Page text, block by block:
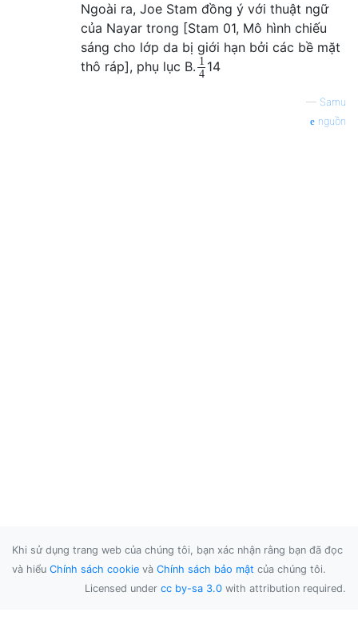
Ngoài ra, Joe Stam đồng ý với thuật ngữ
của Nayar trong [Stam 01, Mô hình chiếu
sáng cho lớp da bị giới hạn bởi các bề mặt
thô ráp], phụ lục B. 1
4 14
— Samu
nguồn
Khi sử dụng trang web của chúng tôi, bạn xác nhận rằng bạn đã đọc
và hiểu Chính sách cookie và Chính sách bảo mật của chúng tôi.
Licensed under cc by-sa 3.0 with attribution required.